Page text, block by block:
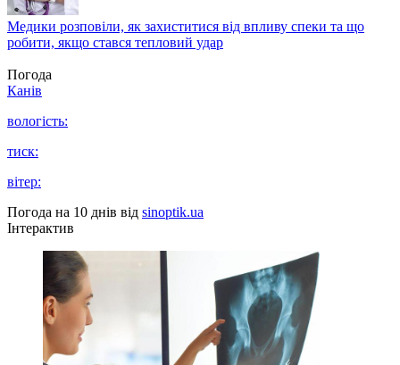
Медики розповіли, як захиститися від впливу спеки та що
робити, якщо стався тепловий удар
Погода
Канів
вологість:
тиск:
вітер:
Погода на 10 днів від sinoptik.ua
Інтерактив